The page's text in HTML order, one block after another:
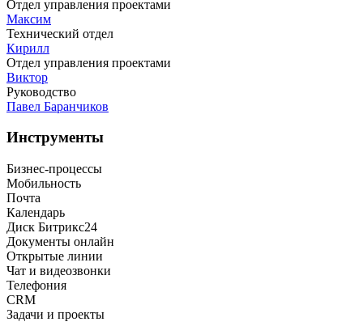
Отдел управления проектами
Максим
Технический отдел
Кирилл
Отдел управления проектами
Виктор
Руководство
Павел Баранчиков
Инструменты
Бизнес-процессы
Мобильность
Почта
Календарь
Диск Битрикс24
Документы онлайн
Открытые линии
Чат и видеозвонки
Телефония
CRM
Задачи и проекты